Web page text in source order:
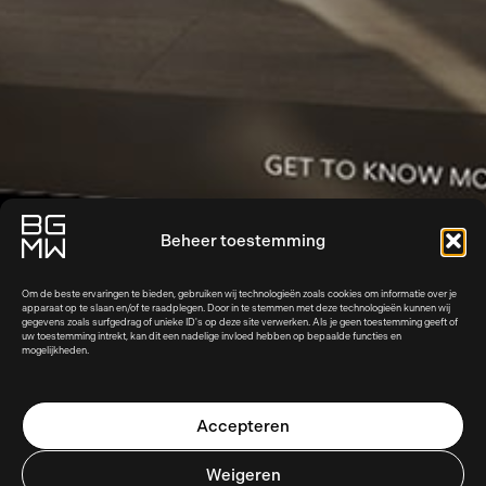
Beheer toestemming
Om de beste ervaringen te bieden, gebruiken wij technologieën zoals cookies om informatie over je
apparaat op te slaan en/of te raadplegen. Door in te stemmen met deze technologieën kunnen wij
gegevens zoals surfgedrag of unieke ID's op deze site verwerken. Als je geen toestemming geeft of
uw toestemming intrekt, kan dit een nadelige invloed hebben op bepaalde functies en
mogelijkheden.
Accepteren
Weigeren